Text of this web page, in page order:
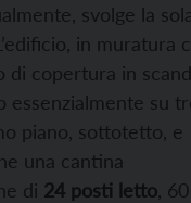
svolge la
in muratura
di copertura in
essenzialmente su
piano, sottotetto, e
una cantina
di 24 posti letto ,